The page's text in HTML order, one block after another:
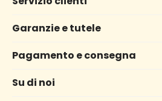
Garanzie e tutele
Pagamento e consegna
Su di noi